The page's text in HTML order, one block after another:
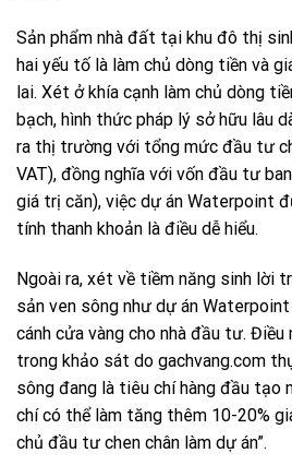
Sản phẩm nhà đất tại khu đô thị
hai yếu tố là làm chủ dòng tiền và
lai. Xét ở khía cạnh làm chủ dòng
bạch, hình thức pháp lý sở hữu lâu
ra thị trường với tổng mức đầu tư
VAT), đồng nghĩa với vốn đầu tư
giá trị căn), việc dự án Waterpoint
tính thanh khoản là điều dễ hiểu.
Ngoài ra, xét về tiềm năng sinh lời
sản ven sông như dự án
cánh cửa vàng cho nhà đầu tư.
trong khảo sát do gachvang.com
sông đang là tiêu chí hàng đầu tạo
chí có thể làm tăng thêm 10-20%
chủ đầu tư chen chân làm dự án”.